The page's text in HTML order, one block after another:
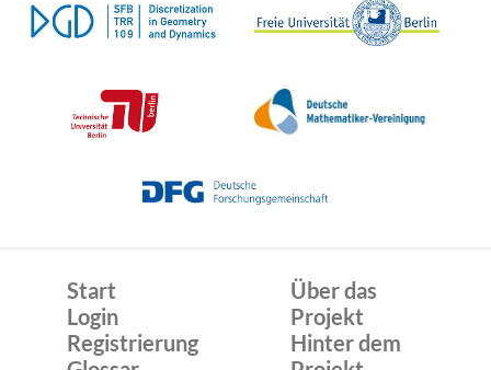
Start
Login
Registrierung
Über das
Projekt
Hinter dem